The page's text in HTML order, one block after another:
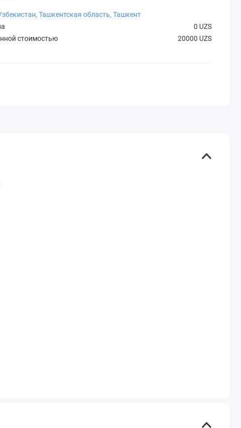
Ташкентская область, Ташкент
0 UZS
стоимостью
20000 UZS